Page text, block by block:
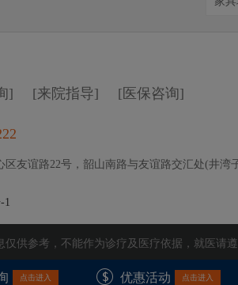
] [来院指导] [医保咨询]
区友谊路22号，韶山南路与友谊路交汇处(井湾
1
供参考，不能作为诊疗及医疗依据，就医请遵
点击进入 优惠活动 点击进入